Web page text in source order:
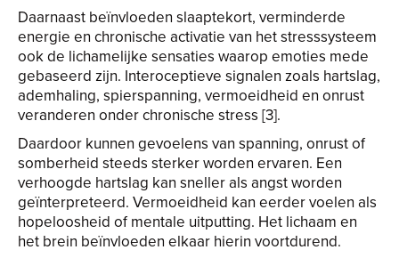
Daarnaast beïnvloeden slaaptekort, verminderde
energie en chronische activatie van het stresssysteem
ook de lichamelijke sensaties waarop emoties mede
gebaseerd zijn. Interoceptieve signalen zoals hartslag,
ademhaling, spierspanning, vermoeidheid en onrust
veranderen onder chronische stress [3].
Daardoor kunnen gevoelens van spanning, onrust of
somberheid steeds sterker worden ervaren. Een
verhoogde hartslag kan sneller als angst worden
geïnterpreteerd. Vermoeidheid kan eerder voelen als
hopeloosheid of mentale uitputting. Het lichaam en
het brein beïnvloeden elkaar hierin voortdurend.